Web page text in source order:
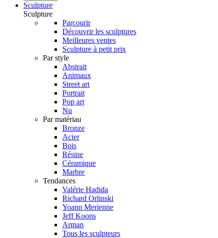
Sculpture
Sculpture
Parcourir
Découvrir les sculptures
Meilleures ventes
Sculpture à petit prix
Par style
Abstrait
Animaux
Street art
Portrait
Pop art
Nu
Par matériau
Bronze
Acier
Bois
Résine
Céramique
Marbre
Tendances
Valérie Hadida
Richard Orlinski
Yoann Merienne
Jeff Koons
Arman
Tous les sculpteurs